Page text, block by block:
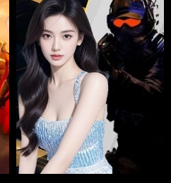
Cược CS:GO Là Gì? Cách
Chơi, Kèo Hot Và Chiến Lược
Ăn Chắc